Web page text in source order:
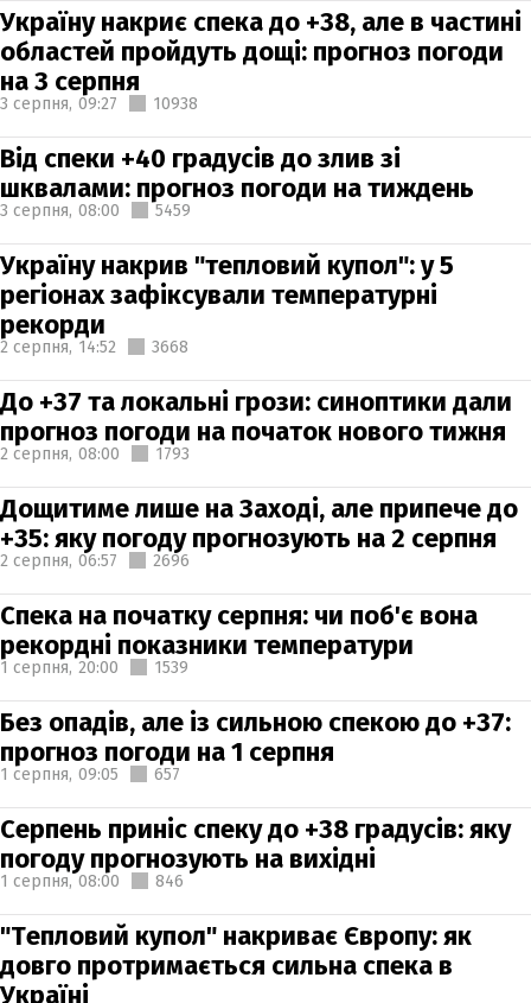
Україну накриє спека до +38, але в частині
областей пройдуть дощі: прогноз погоди
на 3 серпня
3 серпня, 09:27 10938
Від спеки +40 градусів до злив зі
шквалами: прогноз погоди на тиждень
3 серпня, 08:00 5459
Україну накрив "тепловий купол": у 5
регіонах зафіксували температурні
рекорди
2 серпня, 14:52 3668
До +37 та локальні грози: синоптики дали
прогноз погоди на початок нового тижня
2 серпня, 08:00 1793
Дощитиме лише на Заході, але припече до
+35: яку погоду прогнозують на 2 серпня
2 серпня, 06:57 2696
Спека на початку серпня: чи поб'є вона
рекордні показники температури
1 серпня, 20:00 1539
Без опадів, але із сильною спекою до +37:
прогноз погоди на 1 серпня
1 серпня, 09:05 657
Серпень приніс спеку до +38 градусів: яку
погоду прогнозують на вихідні
1 серпня, 08:00 846
"Тепловий купол" накриває Європу: як
довго протримається сильна спека в
Україні